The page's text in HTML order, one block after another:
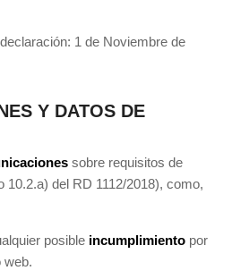
1 de Noviembre de
Y DATOS DE
sobre requisitos de
10.2.a) del RD 1112/2018), como,
posible incumplimiento por
web.